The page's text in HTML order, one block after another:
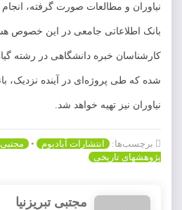
نیاوران و مطالعات صورت گرفته،
بانک اطلاعاتی جامعی در این خصوص
کارشناسان خبره دانشگاهی در رشته
شده که طی پروژه‌ای در آینده نزدیک،
نیاوران نیز تهیه خواهد شد.
برچسب‌ها: انتشارات آبادبوم • مجتبی
پژوهشهای تاریخی
مجتبی تبریزنیا